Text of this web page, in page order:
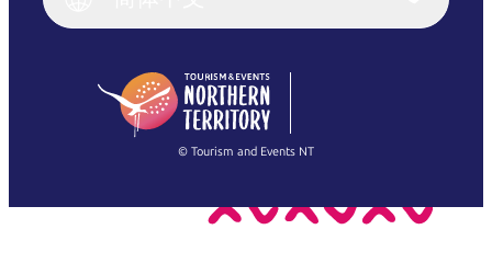
English (US)
English
(Singapore)
Français
繁體中文
© Tourism and Events NT